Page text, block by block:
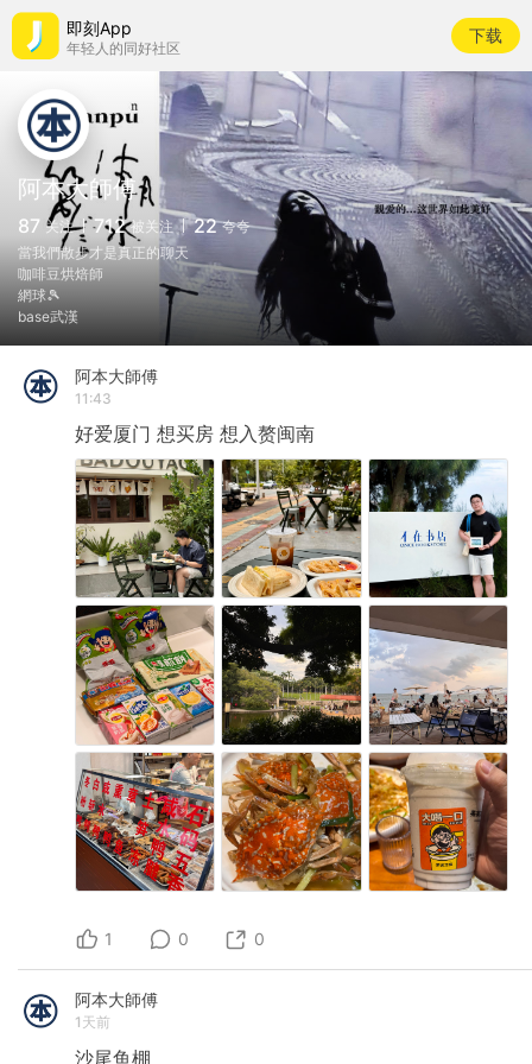
即刻App
年轻人的同好社区
下载
阿本大師傅
87 关注 712 被关注 22 夸夸
當我們散步才是真正的聊天
咖啡豆烘焙師
網球🎾
base武漢
阿本大師傅
11:43
好爱厦门 想买房 想入赘闽南
1 0 0
阿本大師傅
1天前
沙尾鱼棚